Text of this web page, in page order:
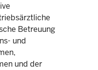
Betreuung
und
und der